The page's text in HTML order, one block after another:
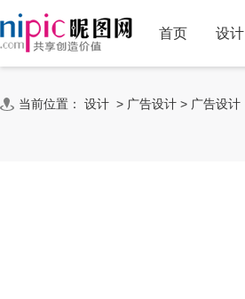
首页 设计
当前位置： 设计 > 广告设计 > 广告设计